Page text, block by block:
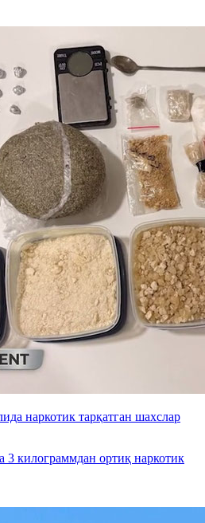
наркотик тарқатган шахслар
3 килограммдан ортиқ наркотик